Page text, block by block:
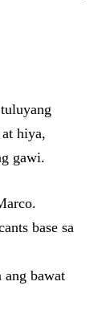
hiya,
gawi.
base sa
ang bawat